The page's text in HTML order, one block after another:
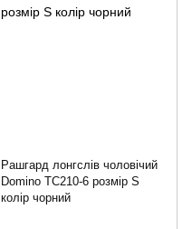
Рашгард лонгслів чоловічий
Domino TC210-6 розмір S
колір чорний